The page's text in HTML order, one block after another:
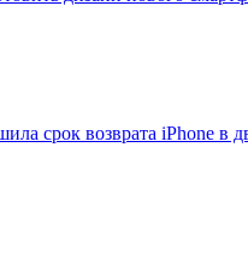
срок возврата iPhone в